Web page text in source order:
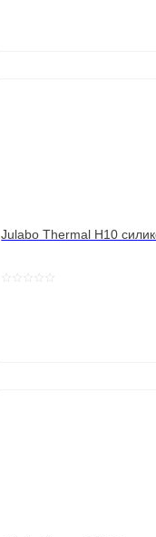
Julabo Thermal H10